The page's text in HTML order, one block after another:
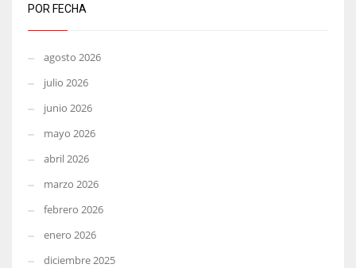
POR FECHA
agosto 2026
julio 2026
junio 2026
mayo 2026
abril 2026
marzo 2026
febrero 2026
enero 2026
diciembre 2025